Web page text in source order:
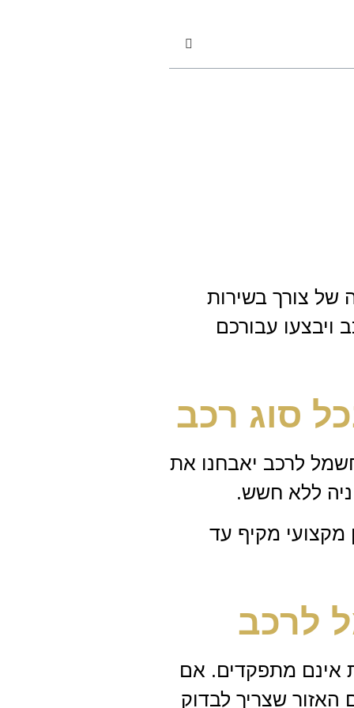
של צורך בשירות
ויבצעו עבורכם
סוג רכב
לרכב יאבחנו את
ללא חשש.
מקצועי מקיף עד
לרכב
אינם מתפקדים. אם
שצריך לבדוק